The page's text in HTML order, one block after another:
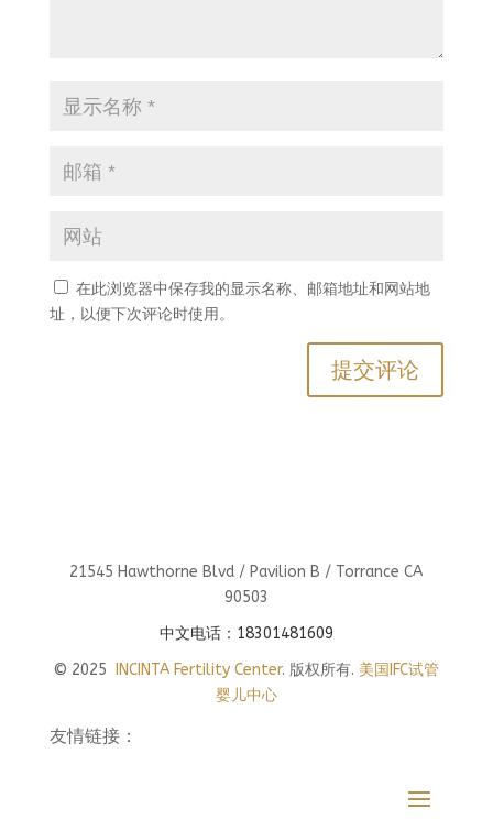
在此浏览器中保存我的显示名称、邮箱地址和网站地
址，以便下次评论时使用。
21545 Hawthorne Blvd / Pavilion B / Torrance CA
90503
中文电话：18301481609
© 2025
INCINTA Fertility Center. 版权所有. 美国IFC试管
婴儿中心
友情链接：